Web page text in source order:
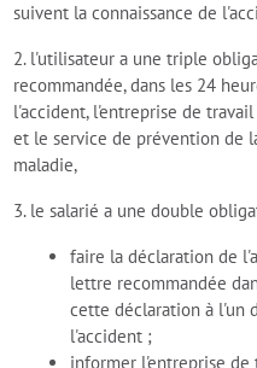
suivent la connaissance de
2. l'utilisateur a une triple
recommandée, dans les 24
l'accident, l'entreprise de
et le service de prévention de
maladie,
3. le salarié a une double
faire la déclaration de
lettre recommandée
cette déclaration à l'un
l'accident ;
informer l'entreprise de